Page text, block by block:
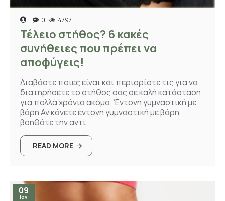
0 4797
Τέλειο στήθος? 6 κακές
συνήθειες που πρέπει να
αποφύγεις!
Διαβάστε ποιες είναι και περιορίστε τις για να
διατηρήσετε το στήθος σας σε καλή κατάσταση
για πολλά χρόνια ακόμα. Έντονη γυμναστική με
βάρη Αν κάνετε έντονη γυμναστική με βάρη,
βοηθάτε την αντι..
READ MORE
09
Ιαν